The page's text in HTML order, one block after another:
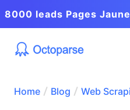
8000 leads Pages
Home Blog Web